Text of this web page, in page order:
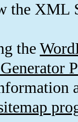
the XML
the